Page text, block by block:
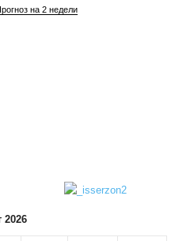
на 2 недели
2026